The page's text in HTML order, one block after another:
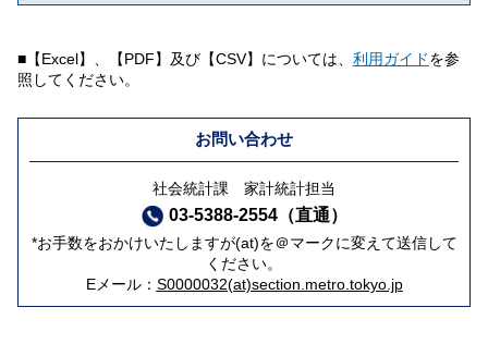
■【Excel】、【PDF】及び【CSV】については、 利用ガイドを参
照してください。
お問い合わせ
社会統計課 家計統計担当
03-5388-2554（直通）
*お手数をおかけいたしますが(at)を＠マークに変えて送信して
ください。
Eメール： S0000032(at)section.metro.tokyo.jp